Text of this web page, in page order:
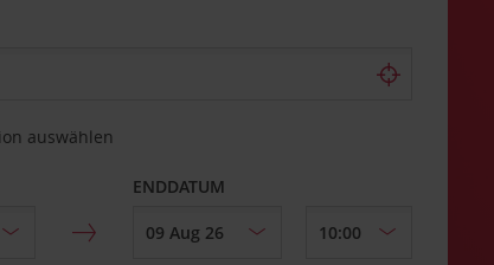
auswählen
ENDDATUM